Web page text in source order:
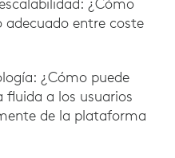
adecuado entre coste
¿Cómo puede
fluida a los usuarios
de la plataforma